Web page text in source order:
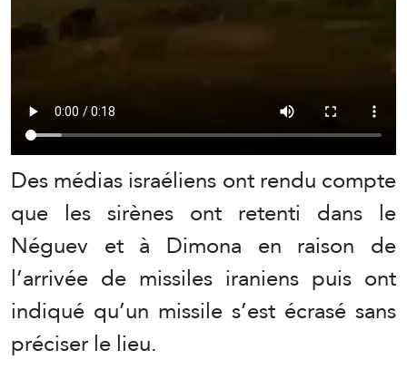
Des médias israéliens ont rendu compte
que les sirènes ont retenti dans le
Néguev et à Dimona en raison de
l’arrivée de missiles iraniens puis ont
indiqué qu’un missile s’est écrasé sans
préciser le lieu.